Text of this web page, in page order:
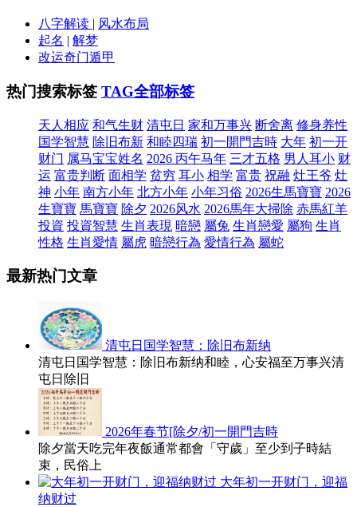
八字解读 | 风水布局
起名 | 解梦
改运奇门遁甲
热门搜索标签 TAG全部标签
天人相应 和气生财 清屯日 家和万事兴 断舍离 修身养性
国学智慧 除旧布新 和睦四瑞 初一開門吉時 大年 初一开
财门 属马宝宝姓名 2026 丙午马年 三才五格 男人耳小 财
运 富贵判断 面相学 贫穷 耳小 相学 富贵 祝融 灶王爷 灶
神 小年 南方小年 北方小年 小年习俗 2026生馬寶寶 2026
生寶寶 馬寶寶 除夕 2026风水 2026馬年大掃除 赤馬紅羊
投資 投資智慧 生肖表現 暗戀 屬兔 生肖戀愛 屬狗 生肖
性格 生肖愛情 屬虎 暗戀行為 愛情行為 屬蛇
最新热门文章
清屯日国学智慧：除旧布新纳
清屯日国学智慧：除旧布新纳和睦，心安福至万事兴清
屯日除旧
2026年春节[除夕/初一開門吉時
除夕當天吃完年夜飯通常都會「守歲」至少到子時結
束，民俗上
大年初一开财门，迎福
纳财过